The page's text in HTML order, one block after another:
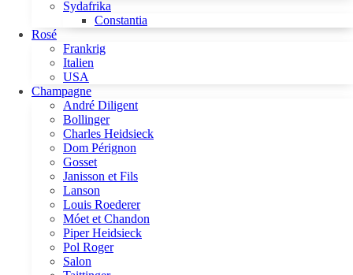
Sydafrika
Constantia
Rosé
Frankrig
Italien
USA
Champagne
André Diligent
Bollinger
Charles Heidsieck
Dom Pérignon
Gosset
Janisson et Fils
Lanson
Louis Roederer
Móet et Chandon
Piper Heidsieck
Pol Roger
Salon